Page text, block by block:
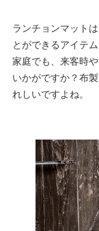
ランチョンマット
とができるアイテ
家庭でも、来客時
いかがですか？布
れしいですよね。